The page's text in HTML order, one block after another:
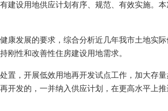
建设用地供应计划有序、规范、有效实施。
发展的要求，综合分析近几年我市土地实际
刚性和改善性住房建设用地需求。
，开展低效用地再开发试点工作，加大存量
开发的，一并纳入供应计划，在更高水平上推